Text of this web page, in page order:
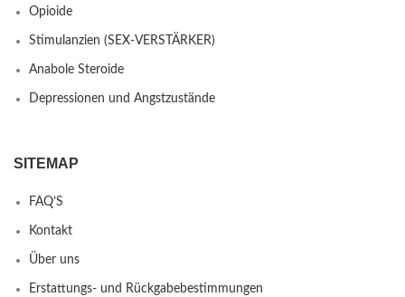
Opioide
Stimulanzien (SEX-VERSTÄRKER)
Anabole Steroide
Depressionen und Angstzustände
SITEMAP
FAQ’S
Kontakt
Über uns
Erstattungs- und Rückgabebestimmungen